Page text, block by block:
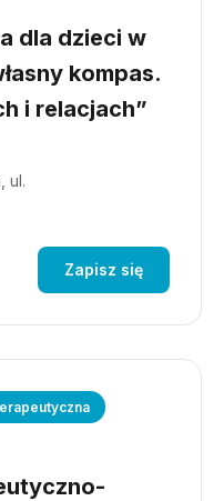
dla dzieci w
kompas.
i relacjach”
ul.
Zapisz się